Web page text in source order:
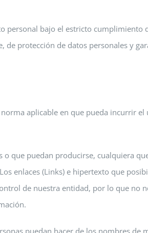
bajo el estricto cumplimiento
protección de datos personales y
aplicable en que pueda incurrir
que puedan producirse, cualquiera
enlaces (Links) e hipertexto que
de nuestra entidad, por lo que no
puedan hacer de los nombres